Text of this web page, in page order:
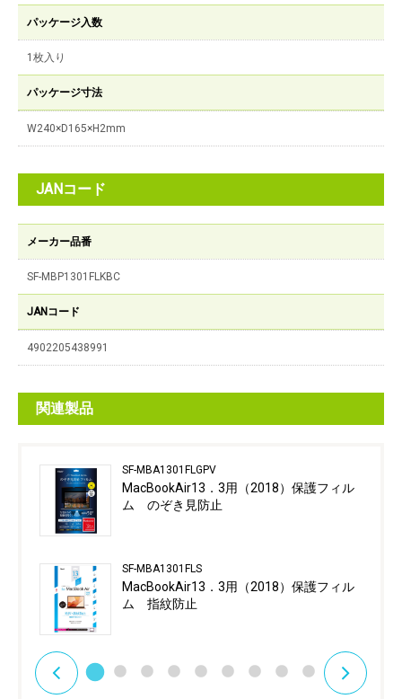
パッケージ入数
1枚入り
パッケージ寸法
W240×D165×H2mm
JANコード
メーカー品番
SF-MBP1301FLKBC
JANコード
4902205438991
関連製品
SF-MBA1301FLGPV
MacBookAir13．3用（2018）保護フィル
ム のぞき見防止
SF-MBA1301FLS
MacBookAir13．3用（2018）保護フィル
ム 指紋防止